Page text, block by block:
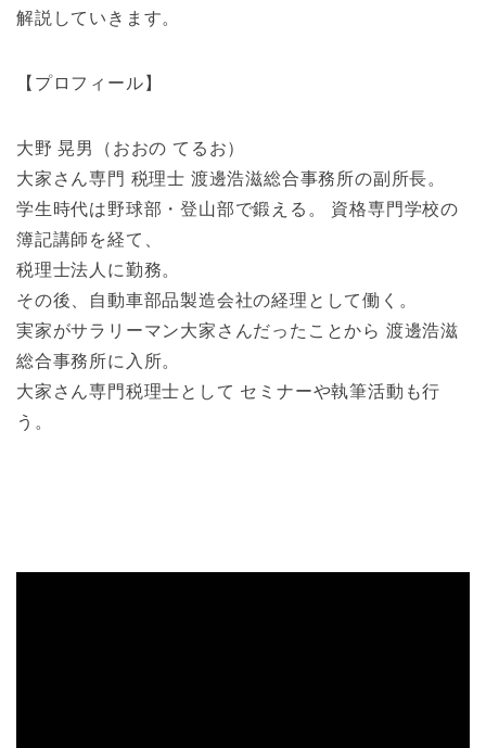
解説していきます。
【プロフィール】
大野 晃男（おおの てるお）
大家さん専門 税理士 渡邊浩滋総合事務所の副所長。
学生時代は野球部・登山部で鍛える。 資格専門学校の
簿記講師を経て、
税理士法人に勤務。
その後、自動車部品製造会社の経理として働く。
実家がサラリーマン大家さんだったことから 渡邊浩滋
総合事務所に入所。
大家さん専門税理士として セミナーや執筆活動も行
う。